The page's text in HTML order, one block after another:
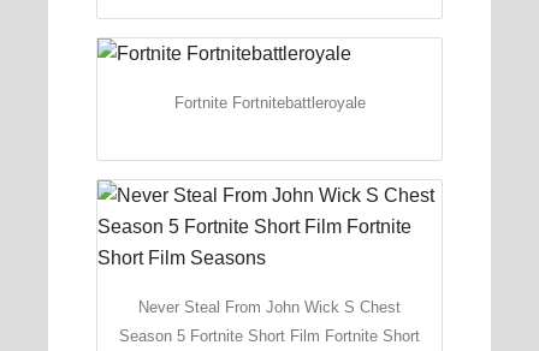
Fortnite Fortnitebattleroyale
Never Steal From John Wick S Chest
Season 5 Fortnite Short Film Fortnite Short